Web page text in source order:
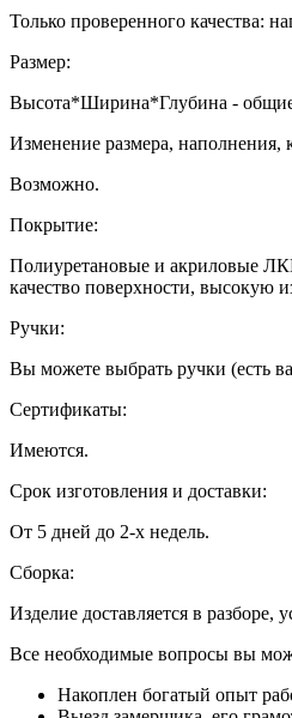
Только проверенного качества:
Размер:
Высота*Ширина*Глубина -
Изменение размера, наполнения,
Возможно.
Покрытие:
Полиуретановые и акриловые
качество поверхности, высокую
Ручки:
Вы можете выбрать ручки (есть
Сертификаты:
Имеются.
Срок изготовления и доставки:
От 5 дней до 2-х недель.
Сборка:
Изделие доставляется в
Все необходимые вопросы вы
Накоплен богатый опыт